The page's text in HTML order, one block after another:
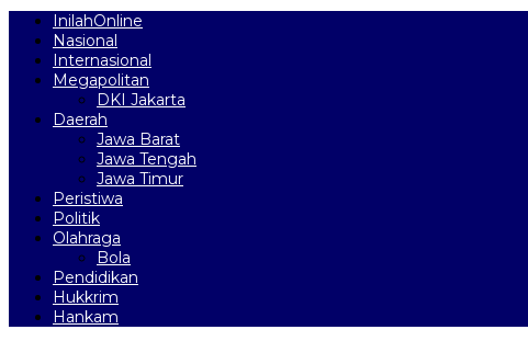
InilahOnline
Nasional
Internasional
Megapolitan
DKI Jakarta
Daerah
Jawa Barat
Jawa Tengah
Jawa Timur
Peristiwa
Politik
Olahraga
Bola
Pendidikan
Hukkrim
Hankam